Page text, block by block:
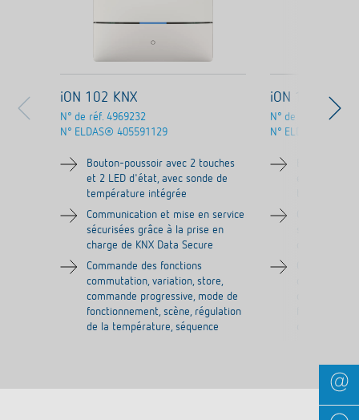
iON 102 KNX
N° de réf. 4969232
N° ELDAS® 405591129
Bouton-poussoir avec 2 touches
et 2 LED d'état, avec sonde de
température intégrée
Communication et mise en service
sécurisées grâce à la prise en
charge de KNX Data Secure
Commande des fonctions
commutation, variation, store,
commande progressive, mode de
fonctionnement, scène, régulation
de la température, séquence
iON 102 KNX
N° de réf.
4969252
N° ELDAS®